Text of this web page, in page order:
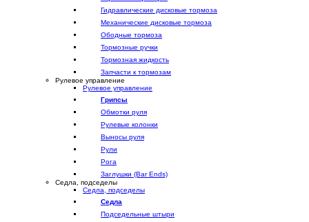
Гидравлические дисковые тормоза
Механические дисковые тормоза
Ободные тормоза
Тормозные ручки
Тормозная жидкость
Запчасти к тормозам
Рулевое управление
Рулевое управление
Грипсы
Обмотки руля
Рулевые колонки
Выносы руля
Рули
Рога
Заглушки (Bar Ends)
Седла, подседелы
Седла, подседелы
Седла
Подседельные штыри